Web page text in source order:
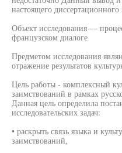
настоящего диссертационного
Объект исследования —
французском диалоге
Предметом исследования
отражение результатов
Цель работы - комплексный
заимствований в рамках
Данная цель определила
исследовательских задач:
• раскрыть связь языка и
заимствований,